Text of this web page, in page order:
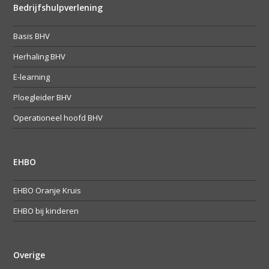
Bedrijfshulpverlening
Basis BHV
Herhaling BHV
E-learning
Ploegleider BHV
Operationeel hoofd BHV
EHBO
EHBO Oranje Kruis
EHBO bij kinderen
Overige